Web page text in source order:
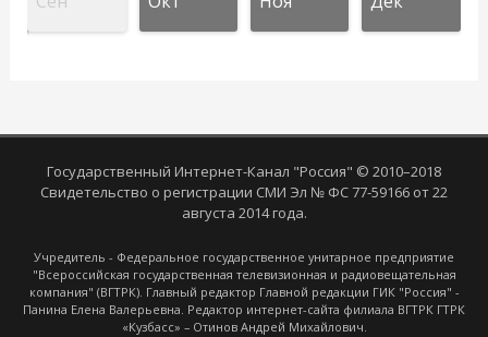
Государственный Интернет-Канал "Россия" © 2010–2018
Свидетельство о регистрации СМИ Эл № ФС 77-59166 от 22
августа 2014 года.
Учредитель - Федеральное государственное унитарное предприятие
"Всероссийская государственная телевизионная и радиовещательная
компания" (ВГТРК). Главный редактор Главной редакции ГИК "Россия" -
Панина Елена Валерьевна. Редактор интернет-сайта филиала ВГТРК ГТРК
«Кузбасс» – Отинов Андрей Михайлович.